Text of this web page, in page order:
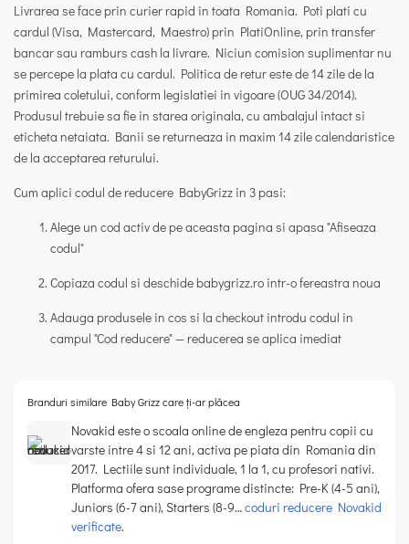
Livrarea se face prin curier rapid in toata Romania. Poti plati cu
cardul (Visa, Mastercard, Maestro) prin PlatiOnline, prin transfer
bancar sau ramburs cash la livrare. Niciun comision suplimentar nu
se percepe la plata cu cardul. Politica de retur este de 14 zile de la
primirea coletului, conform legislatiei in vigoare (OUG 34/2014).
Produsul trebuie sa fie in starea originala, cu ambalajul intact si
eticheta netaiata. Banii se returneaza in maxim 14 zile calendaristice
de la acceptarea returului.
Cum aplici codul de reducere BabyGrizz in 3 pasi:
Alege un cod activ de pe aceasta pagina si apasa "Afiseaza
codul"
Copiaza codul si deschide babygrizz.ro intr-o fereastra noua
Adauga produsele in cos si la checkout introdu codul in
campul "Cod reducere"— reducerea se aplica imediat
Branduri similare Baby Grizz care ți-ar plăcea
Novakid este o scoala online de engleza pentru copii cu
varste intre 4 si 12 ani, activa pe piata din Romania din
2017. Lectiile sunt individuale, 1 la 1, cu profesori nativi.
Platforma ofera sase programe distincte: Pre-K (4-5 ani),
Juniors (6-7 ani), Starters (8-9…coduri reducere Novakid
verificate.